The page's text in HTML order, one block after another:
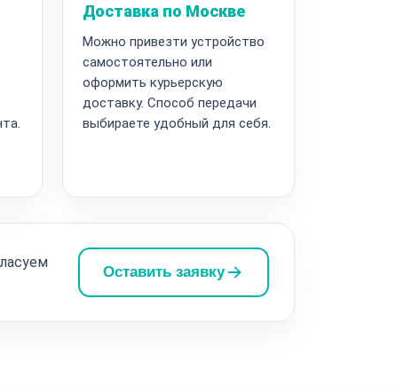
Доставка по Москве
Можно привезти устройство
самостоятельно или
оформить курьерскую
доставку. Способ передачи
выбираете удобный для себя.
Оставить заявку